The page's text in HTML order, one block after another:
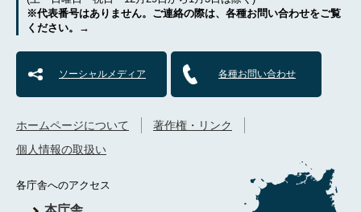
※代表番号はありません。ご連絡の際は、各種お問い合わせをご覧
ください。→
ソーシャルメディア 各種お問い合わせ
各庁舎へのアクセス
ホームページについて
著作権・リンク
個人情報の取扱い